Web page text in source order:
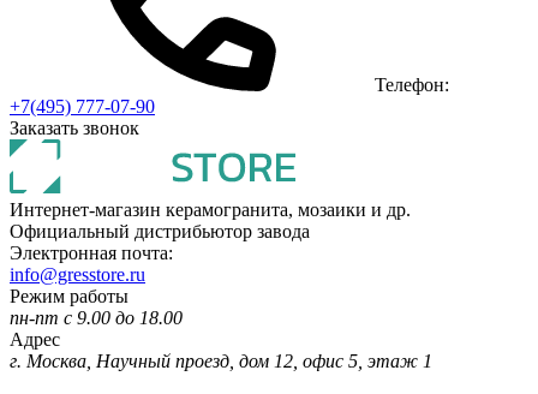
Телефон:
+7(495) 777-07-90
Заказать звонок
Интернет-магазин керамогранита, мозаики и др.
Официальный дистрибьютор завода
Электронная почта:
info@gresstore.ru
Режим работы
пн-пт с 9.00 до 18.00
Адрес
г. Москва, Научный проезд, дом 12, офис 5, этаж 1